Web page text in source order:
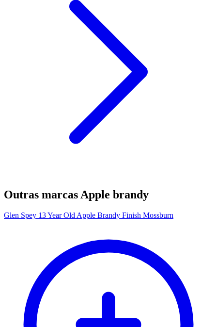
Outras marcas Apple brandy
Glen Spey 13 Year Old Apple Brandy Finish Mossburn